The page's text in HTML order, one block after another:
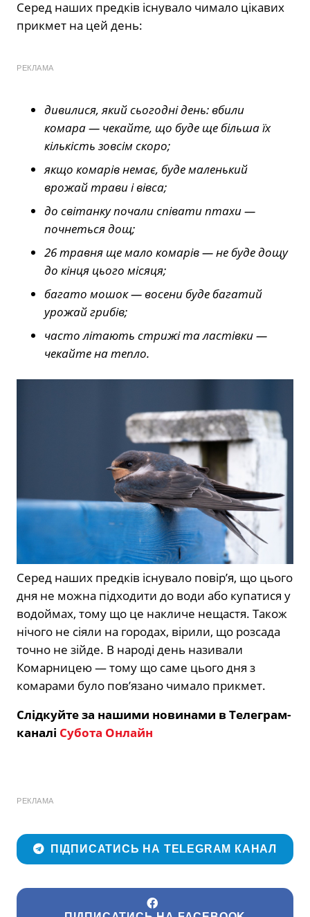
Серед наших предків існувало чимало цікавих
прикмет на цей день:
РЕКЛАМА
дивилися, який сьогодні день: вбили
комара — чекайте, що буде ще більша їх
кількість зовсім скоро;
якщо комарів немає, буде маленький
врожай трави і вівса;
до світанку почали співати птахи —
почнеться дощ;
26 травня ще мало комарів — не буде дощу
до кінця цього місяця;
багато мошок — восени буде багатий
урожай грибів;
часто літають стрижі та ластівки —
чекайте на тепло.
Серед наших предків існувало повір’я, що цього
дня не можна підходити до води або купатися у
водоймах, тому що це накличе нещастя. Також
нічого не сіяли на городах, вірили, що розсада
точно не зійде. В народі день називали
Комарницею — тому що саме цього дня з
комарами було пов’язано чимало прикмет.
Слідкуйте за нашими новинами в Телеграм-
каналі Субота Онлайн
РЕКЛАМА
ПІДПИСАТИСЬ НА TELEGRAM КАНАЛ